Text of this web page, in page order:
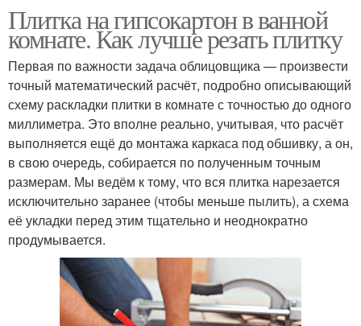
Плитка на гипсокартон в ванной
комнате. Как лучше резать плитку
Первая по важности задача облицовщика — произвести
точный математический расчёт, подробно описывающий
схему раскладки плитки в комнате с точностью до одного
миллиметра. Это вполне реально, учитывая, что расчёт
выполняется ещё до монтажа каркаса под обшивку, а он,
в свою очередь, собирается по полученным точным
размерам. Мы ведём к тому, что вся плитка нарезается
исключительно заранее (чтобы меньше пылить), а схема
её укладки перед этим тщательно и неоднократно
продумывается.